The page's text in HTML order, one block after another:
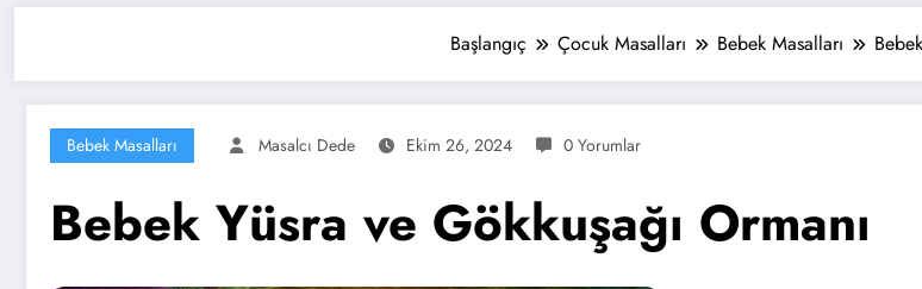
Başlangıç Çocuk Masalları Bebek Masalları
Bebek Masalları Masalcı Dede Ekim 26, 2024 0 Yorumlar
Bebek Yüsra ve Gökkuşağı Ormanı